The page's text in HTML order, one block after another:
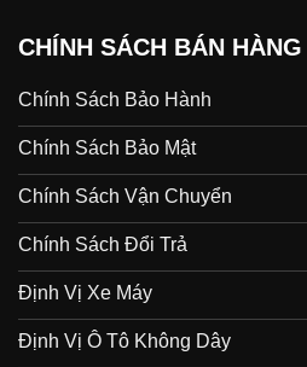
CHÍNH SÁCH BÁN HÀNG
Chính Sách Bảo Hành
Chính Sách Bảo Mật
Chính Sách Vận Chuyển
Chính Sách Đổi Trả
Định Vị Xe Máy
Định Vị Ô Tô Không Dây